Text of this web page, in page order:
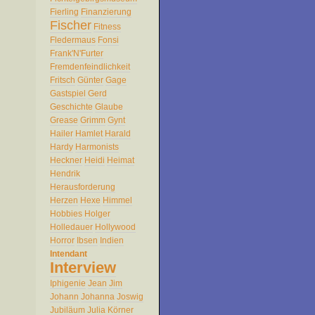
Fierling Finanzierung
Fischer Fitness
Fledermaus Fonsi
Frank'N'Furter
Fremdenfeindlichkeit
Fritsch Günter Gage
Gastspiel Gerd
Geschichte Glaube
Grease Grimm Gynt
Hailer Hamlet Harald
Hardy Harmonists
Heckner Heidi Heimat
Hendrik
Herausforderung
Herzen Hexe Himmel
Hobbies Holger
Holledauer Hollywood
Horror Ibsen Indien
Intendant
Interview
Iphigenie Jean Jim
Johann Johanna Joswig
Jubiläum Julia Körner